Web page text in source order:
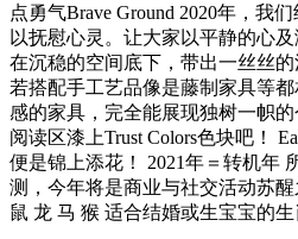
点勇气Brave Ground 2020年，我
以抚慰心灵。让大家以平静的心
在沉稳的空间底下，带出一丝丝的
若搭配手工艺品像是藤制家具等
感的家具，完全能展现独树一帜
阅读区漆上Trust Colors色块吧！
便是锦上添花！ 2021年＝转机年
测，今年将是商业与社交活动苏
鼠 龙 马 猴 适合结婚或生宝宝的